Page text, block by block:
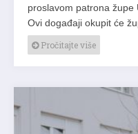
proslavom patrona župe
Ovi događaji okupit će
Pročitajte više